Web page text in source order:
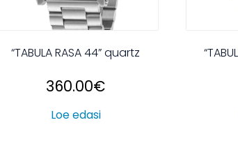
“TABULA RASA 44” quartz
360.00€
Loe edasi